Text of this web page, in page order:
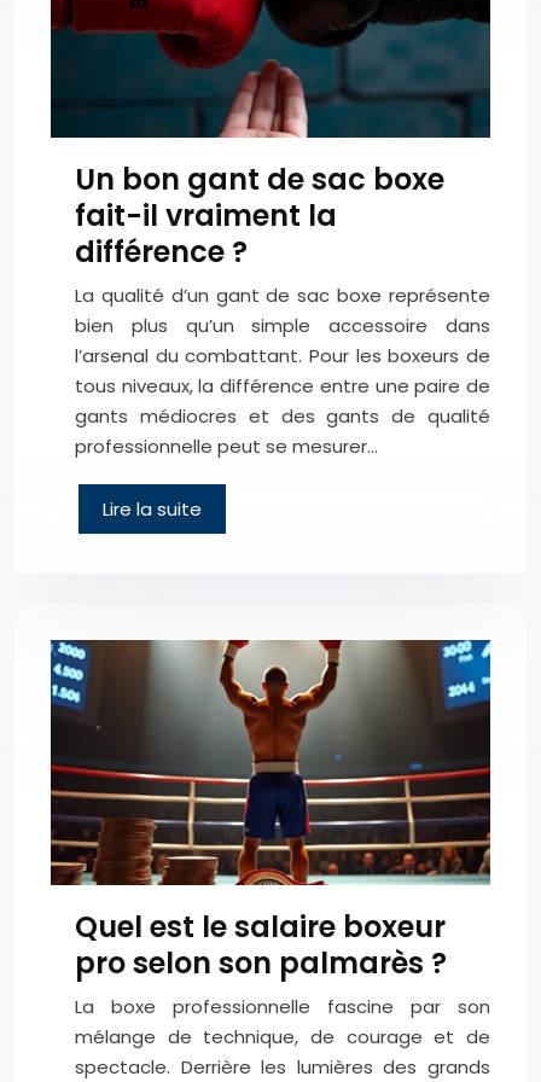
Un bon gant de sac boxe
fait-il vraiment la
différence ?
La qualité d’un gant de sac boxe représente
bien plus qu’un simple accessoire dans
l’arsenal du combattant. Pour les boxeurs de
tous niveaux, la différence entre une paire de
gants médiocres et des gants de qualité
professionnelle peut se mesurer…
Lire la suite
Quel est le salaire boxeur
pro selon son palmarès ?
La boxe professionnelle fascine par son
mélange de technique, de courage et de
spectacle. Derrière les lumières des grands